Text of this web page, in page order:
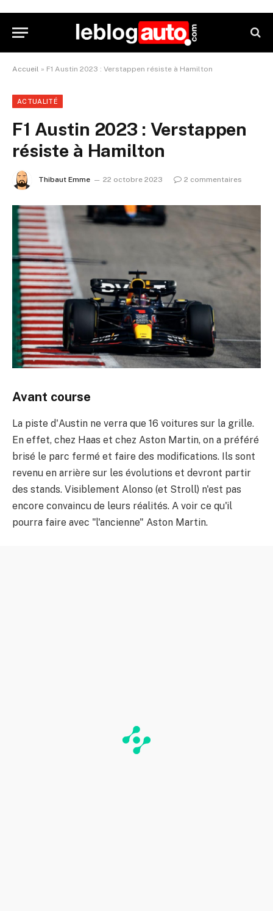
Accueil » F1 Austin 2023 : Verstappen résiste à Hamilton
ACTUALITÉ
F1 Austin 2023 : Verstappen
résiste à Hamilton
Thibaut Emme 22 octobre 2023 2 commentaires
Avant course
La piste d'Austin ne verra que 16 voitures sur la grille.
En effet, chez Haas et chez Aston Martin, on a préféré
brisé le parc fermé et faire des modifications. Ils sont
revenu en arrière sur les évolutions et devront partir
des stands. Visiblement Alonso (et Stroll) n'est pas
encore convaincu de leurs réalités. A voir ce qu'il
pourra faire avec "l'ancienne" Aston Martin.